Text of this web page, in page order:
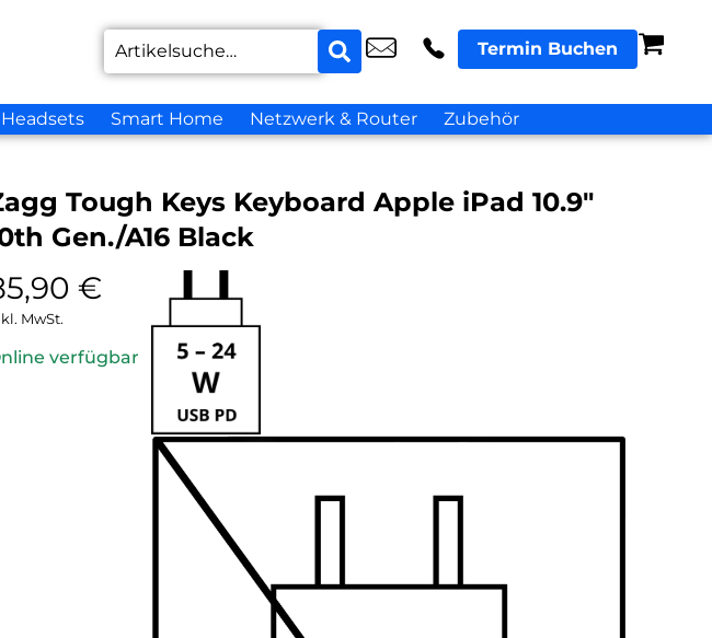
Termin Buchen
Smart Home Netzwerk & Router Zubehör
Tough Keys Keyboard Apple iPad 10.9″
Gen./A16 Black
€
MwSt.
verfügbar